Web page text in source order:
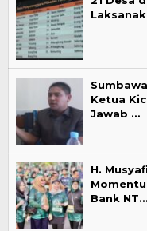
Ketua
Jawab …
H.
Bank NT…